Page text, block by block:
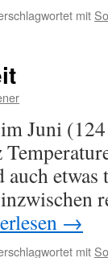
mit
Juni
etwas
→
mit